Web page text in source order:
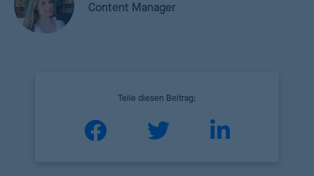
Teile diesen Beitrag:
Content Manager